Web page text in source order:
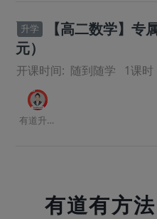
升学
【高二数学】专
元）
开课时间: 随到随学 1课时
有道升学规划师
有道有方